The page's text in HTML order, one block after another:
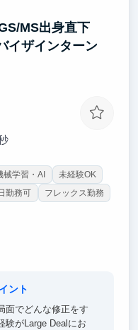
動基盤になる】
めに追われてきた学
事業のスケールと
きます。
MS出身直下
イザインターン
械学習・AI
未経験OK
勤務可
フレックス勤務
ント
面でどんな修正をす
験がLarge Dealにお